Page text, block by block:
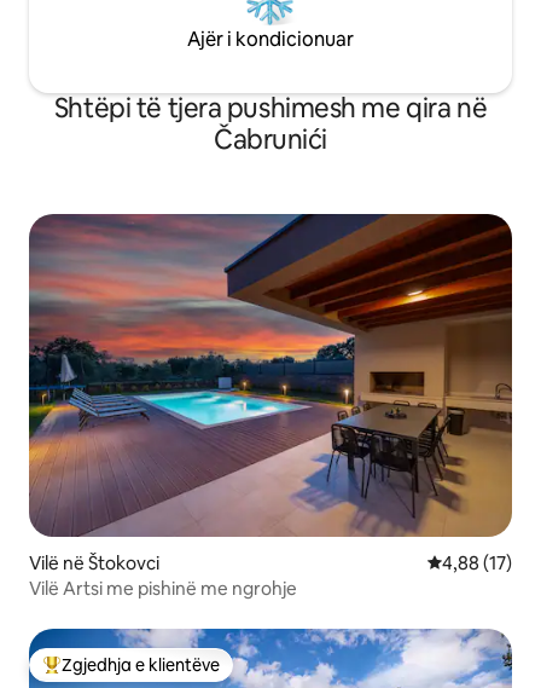
Ajër i kondicionuar
Shtëpi të tjera pushimesh me qira në
Čabrunići
Vilë në Štokovci Vlerësimi
4,88 (17)
Vilë Artsi me pishinë me ngrohje
Më të mirat e zgjedhjeve të klientëve
Zgjedhja e klientëve